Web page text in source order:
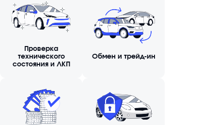
Проверка
технического
состояния и ЛКП
Обмен и трейд-ин